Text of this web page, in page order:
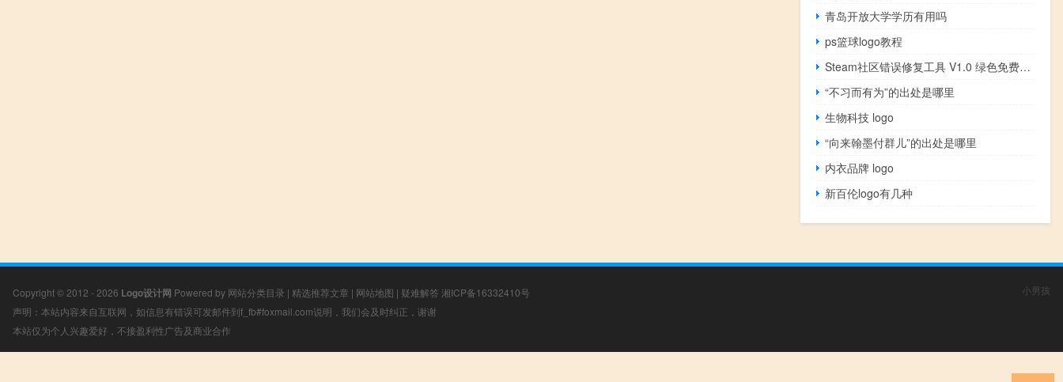
青岛开放大学学历有用吗
ps篮球logo教程
Steam社区错误修复工具 V1.0 绿色免费版（Steam社区错误修复工具 V1.0 绿色免费版功能简介）
“不习而有为”的出处是哪里
生物科技 logo
“向来翰墨付群儿”的出处是哪里
内衣品牌 logo
新百伦logo有几种
Copyright © 2012 - 2026 Logo设计网 Powered by 网站分类目录 | 精选推荐文章 | 网站地图 | 疑难解答 湘ICP备16332410号
声明：本站内容来自互联网，如信息有错误可发邮件到f_fb#foxmail.com说明，我们会及时纠正，谢谢
本站仅为个人兴趣爱好，不接盈利性广告及商业合作
小男孩